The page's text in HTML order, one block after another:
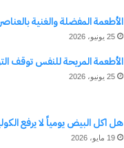
الأطعمة المفضلة والغنية
25 يونيو، 2026
الأطعمة المريحة للنفس توقف
25 يونيو، 2026
هل اكل البيض يومياً لا يرفع
19 مايو، 2026